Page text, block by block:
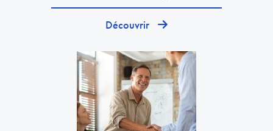
Découvrir